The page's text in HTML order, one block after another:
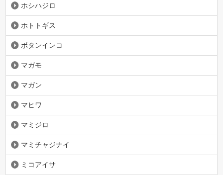
ホシハジロ
ホトトギス
ボタンインコ
マガモ
マガン
マヒワ
マミジロ
マミチャジナイ
ミコアイサ